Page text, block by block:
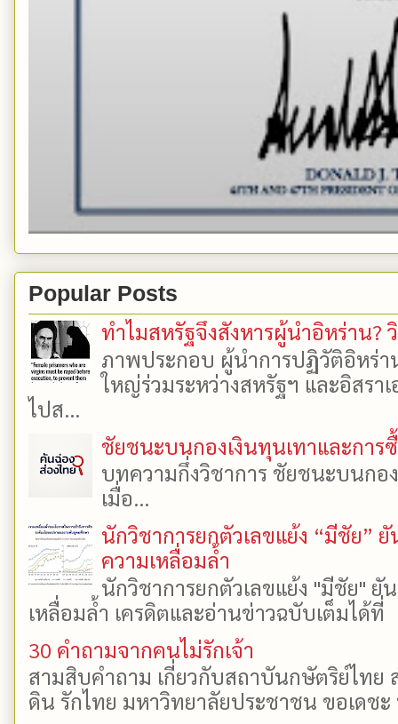
Popular Posts
ทำไมสหรัฐจึงสังหารผู้นำอิหร่าน?
ภาพประกอบ ผู้นำการปฏิวัติอิหร่า
ใหญ่ร่วมระหว่างสหรัฐฯ และอิสรา
ไปส...
ชัยชนะบนกองเงินทุนเทาและการ
บทความกึ่งวิชาการ ชัยชนะบนกอ
เมื่อ...
นักวิชาการยกตัวเลขแย้ง “มีชัย”
ความเหลื่อมล้ำ
นักวิชาการยกตัวเลขแย้ง "มีชัย"
เหลื่อมล้ำ เครดิตและอ่านข่าวฉบับเต็มได้
30 คำถามจากคนไม่รักเจ้า
สามสิบคำถาม เกี่ยวกับสถาบันกษัตริย์ไทย
ดิน รักไทย มหาวิทยาลัยประชาชน ขอเดช